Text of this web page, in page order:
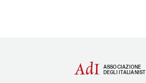
ASSOCIAZIONE
DEGLI ITALIANISTI